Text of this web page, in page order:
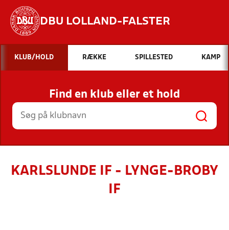
DBU LOLLAND-FALSTER
Hvad vil du søge efter?
INDHOLD OG NYHEDER
STILLINGER, RESULTATER, KLUBBER OG
HOLD
KLUB/HOLD RÆKKE SPILLESTED KAMP
Find en klub eller et hold
KARLSLUNDE IF - LYNGE-BROBY
IF